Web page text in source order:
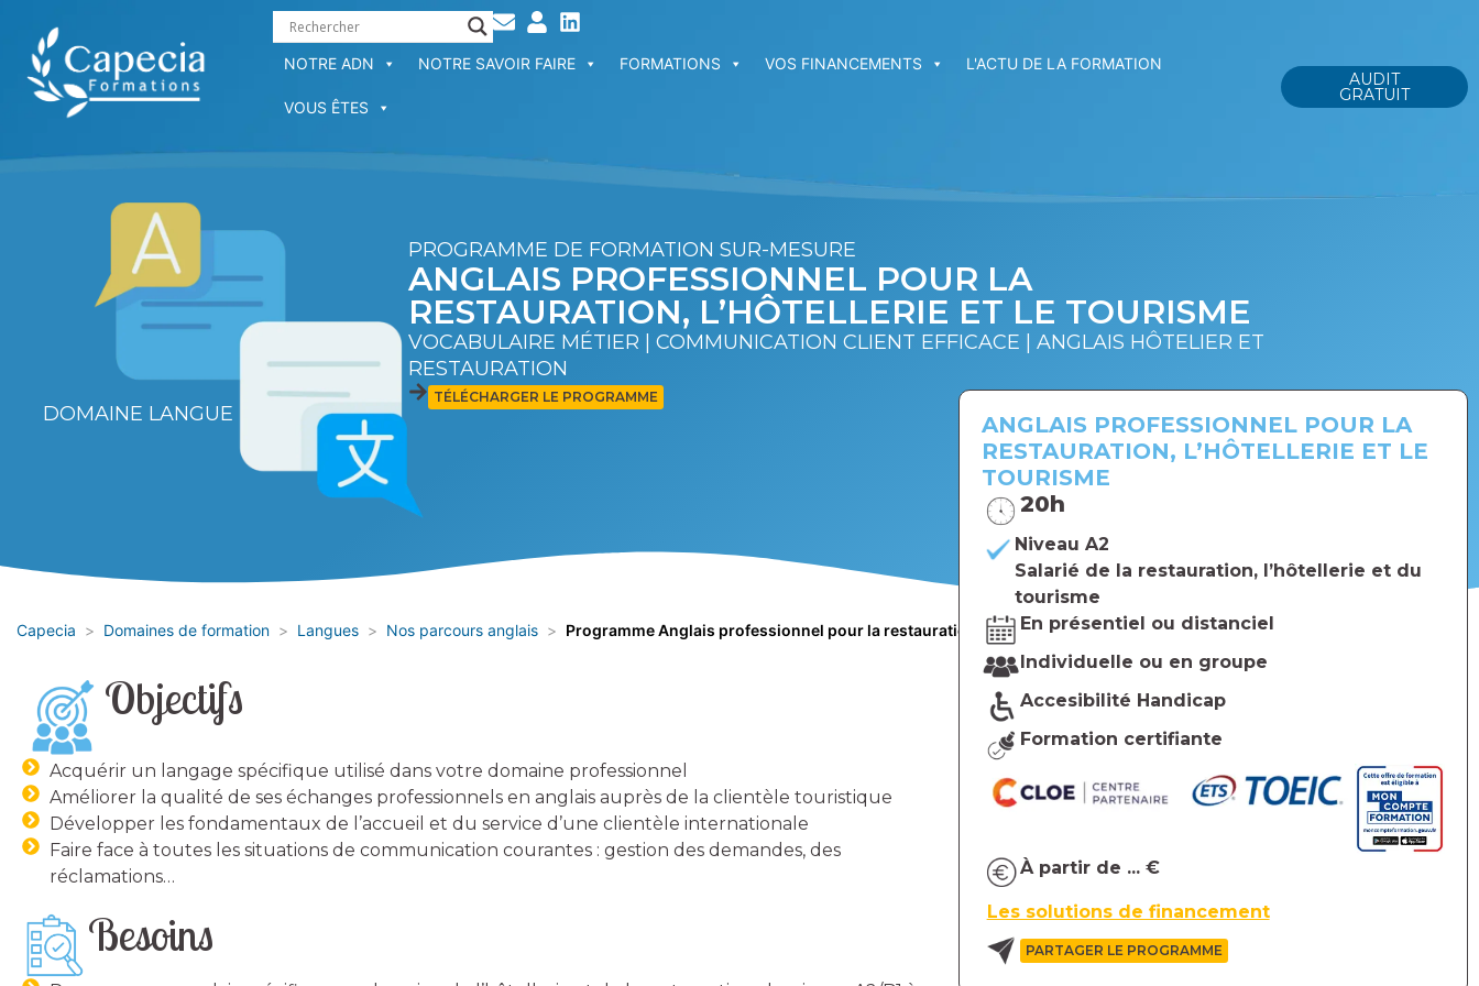
principal
NOTRE ADN NOTRE SAVOIR FAIRE FORMATIONS VOS FINANCEMENTS L'ACTU DE LA FORMATION
VOUS ÊTES
AUDIT
GRATUIT
DOMAINE LANGUE
PROGRAMME DE FORMATION SUR-MESURE
ANGLAIS PROFESSIONNEL POUR LA
RESTAURATION, L’HÔTELLERIE ET LE TOURISME
VOCABULAIRE MÉTIER | COMMUNICATION CLIENT EFFICACE | ANGLAIS HÔTELIER ET
RESTAURATION
TÉLÉCHARGER LE PROGRAMME
Capecia Domaines de formation Langues Nos parcours anglais Programme Anglais professionnel pour la restauration, l’hôtellerie et le tourisme
Objectifs
Acquérir un langage spécifique utilisé dans votre domaine professionnel
Améliorer la qualité de ses échanges professionnels en anglais auprès de la clientèle touristique
Développer les fondamentaux de l’accueil et du service d’une clientèle internationale
Faire face à toutes les situations de communication courantes : gestion des demandes, des
réclamations…
Besoins
ANGLAIS PROFESSIONNEL POUR LA
RESTAURATION, L’HÔTELLERIE ET LE
TOURISME
20h
Niveau A2
Salarié de la restauration, l’hôtellerie et du
tourisme
En présentiel ou distanciel
Individuelle ou en groupe
Accesibilité Handicap
Formation certifiante
À partir de ... €
Les solutions de financement
PARTAGER LE PROGRAMME